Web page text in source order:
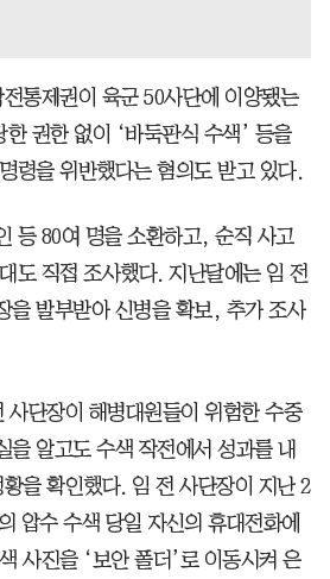
통제권이 육군 50사단에 이양됐는
권한 없이 ‘바둑판식 수색’ 등을
령을 위반했다는 혐의도 받고 있다.
등 80여 명을 소환하고, 순직 사고
도 직접 조사했다. 지난달에는 임 전
을 발부받아 신병을 확보, 추가 조사
사단장이 해병대원들이 위험한 수중
을 알고도 수색 작전에서 성과를 내
을 확인했다. 임 전 사단장이 지난 2
압수 수색 당일 자신의 휴대전화에
사진을 ‘보안 폴더’로 이동시켜 은